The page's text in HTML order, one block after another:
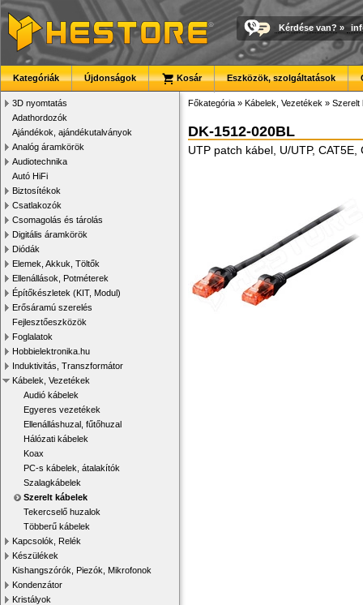
Kérdése van? »
Kategóriák Újdonságok Kosár Eszközök, szolgáltatások
3D nyomtatás
Adathordozók
Ajándékok, ajándékutalványok
Analóg áramkörök
Audiotechnika
Autó HiFi
Biztosítékok
Csatlakozók
Csomagolás és tárolás
Digitális áramkörök
Diódák
Elemek, Akkuk, Töltők
Ellenállások, Potméterek
Építőkészletek (KIT, Modul)
Erősáramú szerelés
Fejlesztőeszközök
Foglalatok
Hobbielektronika.hu
Induktivitás, Transzformátor
Kábelek, Vezetékek
Audió kábelek
Egyeres vezetékek
Ellenálláshuzal, fűtőhuzal
Hálózati kábelek
Koax
PC-s kábelek, átalakítók
Szalagkábelek
Szerelt kábelek
Tekercselő huzalok
Többerű kábelek
Kapcsolók, Relék
Készülékek
Kishangszórók, Piezók, Mikrofonok
Kondenzátor
Kristályok
Főkategória » Kábelek, Vezetékek » Szerelt
DK-1512-020BL
UTP patch kábel, U/UTP,